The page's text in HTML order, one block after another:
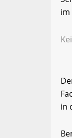
im
in